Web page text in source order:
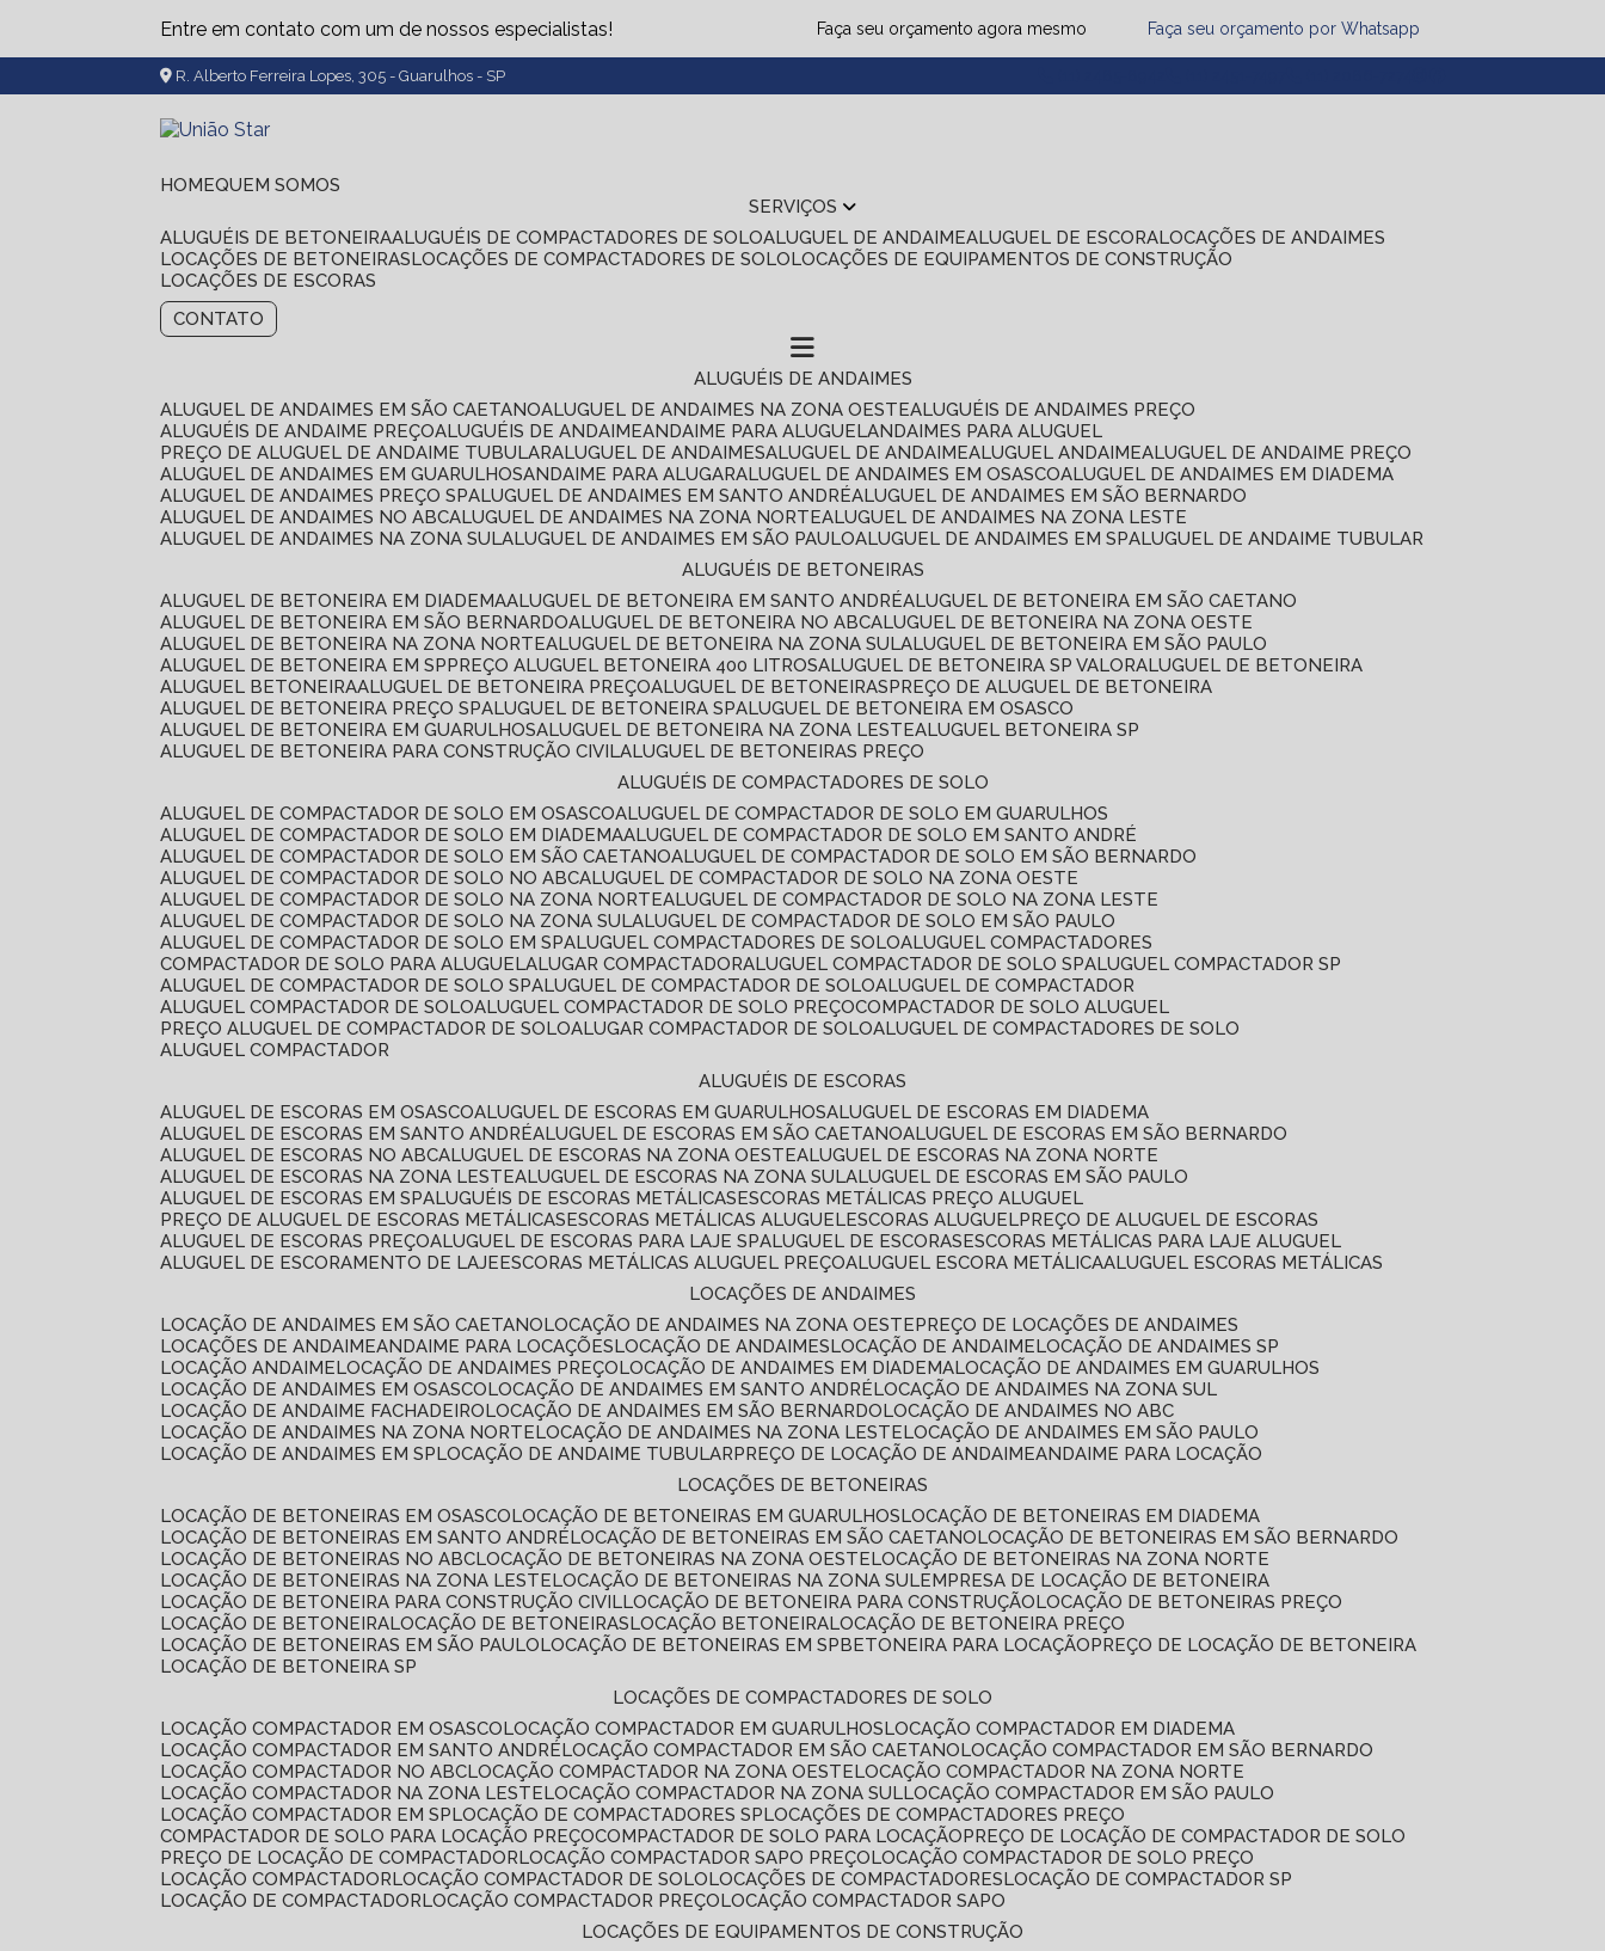
Entre em contato com um de nossos especialistas! Faça seu orçamento agora mesmo Faça seu orçamento por Whatsapp
R. Alberto Ferreira Lopes, 305 - Guarulhos - SP
HOME
QUEM SOMOS
SERVIÇOS
ALUGUÉIS DE BETONEIRA ALUGUÉIS DE COMPACTADORES DE SOLO ALUGUEL DE ANDAIME ALUGUEL DE ESCORA LOCAÇÕES DE ANDAIMES
LOCAÇÕES DE BETONEIRAS LOCAÇÕES DE COMPACTADORES DE SOLO LOCAÇÕES DE EQUIPAMENTOS DE CONSTRUÇÃO
LOCAÇÕES DE ESCORAS
CONTATO
ALUGUÉIS DE ANDAIMES
ALUGUEL DE ANDAIMES EM SÃO CAETANO ALUGUEL DE ANDAIMES NA ZONA OESTE ALUGUÉIS DE ANDAIMES PREÇO
ALUGUÉIS DE ANDAIME PREÇO ALUGUÉIS DE ANDAIME ANDAIME PARA ALUGUEL ANDAIMES PARA ALUGUEL
PREÇO DE ALUGUEL DE ANDAIME TUBULAR ALUGUEL DE ANDAIMES ALUGUEL DE ANDAIME ALUGUEL ANDAIME ALUGUEL DE ANDAIME PREÇO
ALUGUEL DE ANDAIMES EM GUARULHOS ANDAIME PARA ALUGAR ALUGUEL DE ANDAIMES EM OSASCO ALUGUEL DE ANDAIMES EM DIADEMA
ALUGUEL DE ANDAIMES PREÇO SP ALUGUEL DE ANDAIMES EM SANTO ANDRÉ ALUGUEL DE ANDAIMES EM SÃO BERNARDO
ALUGUEL DE ANDAIMES NO ABC ALUGUEL DE ANDAIMES NA ZONA NORTE ALUGUEL DE ANDAIMES NA ZONA LESTE
ALUGUEL DE ANDAIMES NA ZONA SUL ALUGUEL DE ANDAIMES EM SÃO PAULO ALUGUEL DE ANDAIMES EM SP ALUGUEL DE ANDAIME TUBULAR
ALUGUÉIS DE BETONEIRAS
ALUGUEL DE BETONEIRA EM DIADEMA ALUGUEL DE BETONEIRA EM SANTO ANDRÉ ALUGUEL DE BETONEIRA EM SÃO CAETANO
ALUGUEL DE BETONEIRA EM SÃO BERNARDO ALUGUEL DE BETONEIRA NO ABC ALUGUEL DE BETONEIRA NA ZONA OESTE
ALUGUEL DE BETONEIRA NA ZONA NORTE ALUGUEL DE BETONEIRA NA ZONA SUL ALUGUEL DE BETONEIRA EM SÃO PAULO
ALUGUEL DE BETONEIRA EM SP
PREÇO ALUGUEL BETONEIRA 400 LITROS ALUGUEL DE BETONEIRA SP VALOR ALUGUEL DE BETONEIRA
ALUGUEL BETONEIRA ALUGUEL DE BETONEIRA PREÇO ALUGUEL DE BETONEIRAS
PREÇO DE ALUGUEL DE BETONEIRA
ALUGUEL DE BETONEIRA PREÇO SP ALUGUEL DE BETONEIRA SP ALUGUEL DE BETONEIRA EM OSASCO
ALUGUEL DE BETONEIRA EM GUARULHOS ALUGUEL DE BETONEIRA NA ZONA LESTE ALUGUEL BETONEIRA SP
ALUGUEL DE BETONEIRA PARA CONSTRUÇÃO CIVIL ALUGUEL DE BETONEIRAS PREÇO
ALUGUÉIS DE COMPACTADORES DE SOLO
ALUGUEL DE COMPACTADOR DE SOLO EM OSASCO ALUGUEL DE COMPACTADOR DE SOLO EM GUARULHOS
ALUGUEL DE COMPACTADOR DE SOLO EM DIADEMA ALUGUEL DE COMPACTADOR DE SOLO EM SANTO ANDRÉ
ALUGUEL DE COMPACTADOR DE SOLO EM SÃO CAETANO ALUGUEL DE COMPACTADOR DE SOLO EM SÃO BERNARDO
ALUGUEL DE COMPACTADOR DE SOLO NO ABC ALUGUEL DE COMPACTADOR DE SOLO NA ZONA OESTE
ALUGUEL DE COMPACTADOR DE SOLO NA ZONA NORTE ALUGUEL DE COMPACTADOR DE SOLO NA ZONA LESTE
ALUGUEL DE COMPACTADOR DE SOLO NA ZONA SUL ALUGUEL DE COMPACTADOR DE SOLO EM SÃO PAULO
ALUGUEL DE COMPACTADOR DE SOLO EM SP ALUGUEL COMPACTADORES DE SOLO ALUGUEL COMPACTADORES
COMPACTADOR DE SOLO PARA ALUGUEL ALUGAR COMPACTADOR ALUGUEL COMPACTADOR DE SOLO SP ALUGUEL COMPACTADOR SP
ALUGUEL DE COMPACTADOR DE SOLO SP ALUGUEL DE COMPACTADOR DE SOLO ALUGUEL DE COMPACTADOR
ALUGUEL COMPACTADOR DE SOLO ALUGUEL COMPACTADOR DE SOLO PREÇO COMPACTADOR DE SOLO ALUGUEL
PREÇO ALUGUEL DE COMPACTADOR DE SOLO ALUGAR COMPACTADOR DE SOLO ALUGUEL DE COMPACTADORES DE SOLO
ALUGUEL COMPACTADOR
ALUGUÉIS DE ESCORAS
ALUGUEL DE ESCORAS EM OSASCO ALUGUEL DE ESCORAS EM GUARULHOS ALUGUEL DE ESCORAS EM DIADEMA
ALUGUEL DE ESCORAS EM SANTO ANDRÉ ALUGUEL DE ESCORAS EM SÃO CAETANO ALUGUEL DE ESCORAS EM SÃO BERNARDO
ALUGUEL DE ESCORAS NO ABC ALUGUEL DE ESCORAS NA ZONA OESTE ALUGUEL DE ESCORAS NA ZONA NORTE
ALUGUEL DE ESCORAS NA ZONA LESTE ALUGUEL DE ESCORAS NA ZONA SUL ALUGUEL DE ESCORAS EM SÃO PAULO
ALUGUEL DE ESCORAS EM SP ALUGUÉIS DE ESCORAS METÁLICAS
ESCORAS METÁLICAS PREÇO ALUGUEL
PREÇO DE ALUGUEL DE ESCORAS METÁLICAS
ESCORAS METÁLICAS ALUGUEL ESCORAS ALUGUEL
PREÇO DE ALUGUEL DE ESCORAS
ALUGUEL DE ESCORAS PREÇO ALUGUEL DE ESCORAS PARA LAJE SP ALUGUEL DE ESCORAS
ESCORAS METÁLICAS PARA LAJE ALUGUEL
ALUGUEL DE ESCORAMENTO DE LAJE
ESCORAS METÁLICAS ALUGUEL PREÇO ALUGUEL ESCORA METÁLICA ALUGUEL ESCORAS METÁLICAS
LOCAÇÕES DE ANDAIMES
LOCAÇÃO DE ANDAIMES EM SÃO CAETANO LOCAÇÃO DE ANDAIMES NA ZONA OESTE
PREÇO DE LOCAÇÕES DE ANDAIMES
LOCAÇÕES DE ANDAIME ANDAIME PARA LOCAÇÕES LOCAÇÃO DE ANDAIMES LOCAÇÃO DE ANDAIME LOCAÇÃO DE ANDAIMES SP
LOCAÇÃO ANDAIME LOCAÇÃO DE ANDAIMES PREÇO LOCAÇÃO DE ANDAIMES EM DIADEMA LOCAÇÃO DE ANDAIMES EM GUARULHOS
LOCAÇÃO DE ANDAIMES EM OSASCO LOCAÇÃO DE ANDAIMES EM SANTO ANDRÉ LOCAÇÃO DE ANDAIMES NA ZONA SUL
LOCAÇÃO DE ANDAIME FACHADEIRO LOCAÇÃO DE ANDAIMES EM SÃO BERNARDO LOCAÇÃO DE ANDAIMES NO ABC
LOCAÇÃO DE ANDAIMES NA ZONA NORTE LOCAÇÃO DE ANDAIMES NA ZONA LESTE LOCAÇÃO DE ANDAIMES EM SÃO PAULO
LOCAÇÃO DE ANDAIMES EM SP LOCAÇÃO DE ANDAIME TUBULAR PREÇO DE LOCAÇÃO DE ANDAIME ANDAIME PARA LOCAÇÃO
LOCAÇÕES DE BETONEIRAS
LOCAÇÃO DE BETONEIRAS EM OSASCO LOCAÇÃO DE BETONEIRAS EM GUARULHOS LOCAÇÃO DE BETONEIRAS EM DIADEMA
LOCAÇÃO DE BETONEIRAS EM SANTO ANDRÉ LOCAÇÃO DE BETONEIRAS EM SÃO CAETANO LOCAÇÃO DE BETONEIRAS EM SÃO BERNARDO
LOCAÇÃO DE BETONEIRAS NO ABC LOCAÇÃO DE BETONEIRAS NA ZONA OESTE LOCAÇÃO DE BETONEIRAS NA ZONA NORTE
LOCAÇÃO DE BETONEIRAS NA ZONA LESTE LOCAÇÃO DE BETONEIRAS NA ZONA SUL
EMPRESA DE LOCAÇÃO DE BETONEIRA
LOCAÇÃO DE BETONEIRA PARA CONSTRUÇÃO CIVIL LOCAÇÃO DE BETONEIRA PARA CONSTRUÇÃO LOCAÇÃO DE BETONEIRAS PREÇO
LOCAÇÃO DE BETONEIRA LOCAÇÃO DE BETONEIRAS LOCAÇÃO BETONEIRA LOCAÇÃO DE BETONEIRA PREÇO
LOCAÇÃO DE BETONEIRAS EM SÃO PAULO LOCAÇÃO DE BETONEIRAS EM SP BETONEIRA PARA LOCAÇÃO
PREÇO DE LOCAÇÃO DE BETONEIRA
LOCAÇÃO DE BETONEIRA SP
LOCAÇÕES DE COMPACTADORES DE SOLO
LOCAÇÃO COMPACTADOR EM OSASCO LOCAÇÃO COMPACTADOR EM GUARULHOS LOCAÇÃO COMPACTADOR EM DIADEMA
LOCAÇÃO COMPACTADOR EM SANTO ANDRÉ LOCAÇÃO COMPACTADOR EM SÃO CAETANO LOCAÇÃO COMPACTADOR EM SÃO BERNARDO
LOCAÇÃO COMPACTADOR NO ABC LOCAÇÃO COMPACTADOR NA ZONA OESTE LOCAÇÃO COMPACTADOR NA ZONA NORTE
LOCAÇÃO COMPACTADOR NA ZONA LESTE LOCAÇÃO COMPACTADOR NA ZONA SUL LOCAÇÃO COMPACTADOR EM SÃO PAULO
LOCAÇÃO COMPACTADOR EM SP LOCAÇÃO DE COMPACTADORES SP LOCAÇÕES DE COMPACTADORES PREÇO
COMPACTADOR DE SOLO PARA LOCAÇÃO PREÇO COMPACTADOR DE SOLO PARA LOCAÇÃO
PREÇO DE LOCAÇÃO DE COMPACTADOR DE SOLO
PREÇO DE LOCAÇÃO DE COMPACTADOR LOCAÇÃO COMPACTADOR SAPO PREÇO LOCAÇÃO COMPACTADOR DE SOLO PREÇO
LOCAÇÃO COMPACTADOR LOCAÇÃO COMPACTADOR DE SOLO LOCAÇÕES DE COMPACTADORES LOCAÇÃO DE COMPACTADOR SP
LOCAÇÃO DE COMPACTADOR LOCAÇÃO COMPACTADOR PREÇO LOCAÇÃO COMPACTADOR SAPO
LOCAÇÕES DE EQUIPAMENTOS DE CONSTRUÇÃO